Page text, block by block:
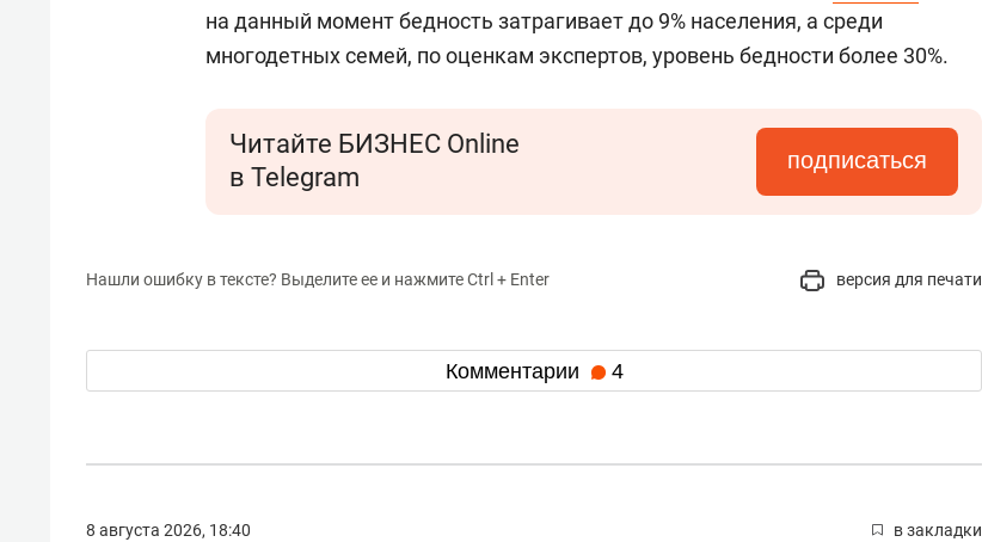
на данный момент бедность затрагивает до 9% населения, а среди
многодетных семей, по оценкам экспертов, уровень бедности более 30%.
Читайте БИЗНЕС Online
в Telegram
подписаться
Нашли ошибку в тексте? Выделите ее и нажмите Ctrl + Enter версия для печати
Комментарии 4
8 августа 2026, 18:40 в закладки